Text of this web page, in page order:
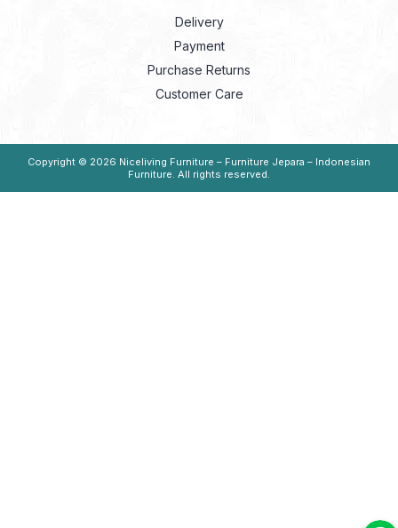
Delivery
Payment
Purchase Returns
Customer Care
Copyright © 2026 Niceliving Furniture – Furniture Jepara – Indonesian
Furniture. All rights reserved.